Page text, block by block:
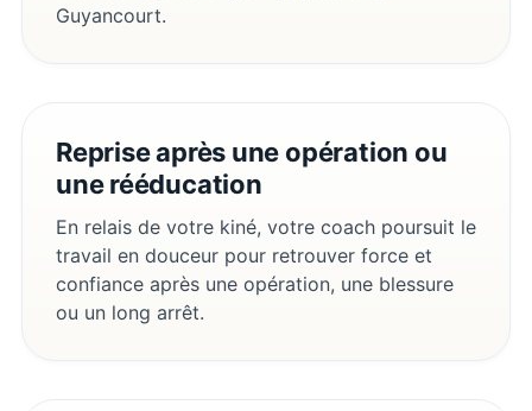
Guyancourt.
Reprise après une opération ou
une rééducation
En relais de votre kiné, votre coach poursuit le
travail en douceur pour retrouver force et
confiance après une opération, une blessure
ou un long arrêt.